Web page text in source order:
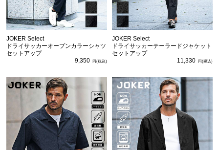
JOKER Select
ドライサッカーオープンカラーシャツ
セットアップ
9,350
JOKER Select
ドライサッカーテーラードジャケット
セットアップ
11,330